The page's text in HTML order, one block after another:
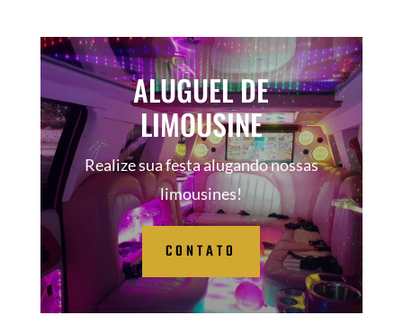
ALUGUEL DE
LIMOUSINE
Realize sua festa alugando nossas
limousines!
CONTATO